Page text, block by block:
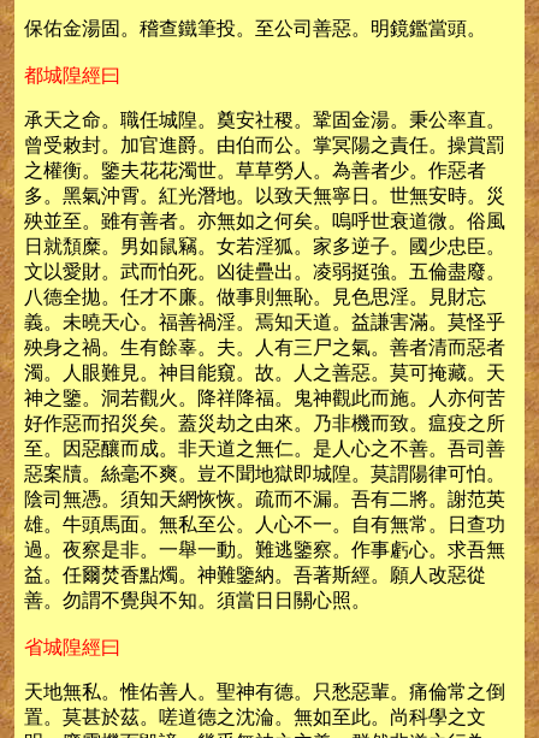
保佑金湯固。稽查鐵筆投。至公司善惡。明鏡鑑當頭。
都城隍經曰
承天之命。職任城隍。奠安社稷。鞏固金湯。秉公率直。
曾受敕封。加官進爵。由伯而公。掌冥陽之責任。操賞罰
之權衡。鑒夫花花濁世。草草勞人。為善者少。作惡者
多。黑氣沖霄。紅光潛地。以致天無寧日。世無安時。災
殃並至。雖有善者。亦無如之何矣。嗚呼世衰道微。俗風
日就頹糜。男如鼠竊。女若淫狐。家多逆子。國少忠臣。
文以愛財。武而怕死。凶徒疊出。凌弱挺強。五倫盡廢。
八德全拋。任才不廉。做事則無恥。見色思淫。見財忘
義。未曉天心。福善禍淫。焉知天道。益謙害滿。莫怪乎
殃身之禍。生有餘辜。夫。人有三尸之氣。善者清而惡者
濁。人眼難見。神目能窺。故。人之善惡。莫可掩藏。天
神之鑒。洞若觀火。降祥降福。鬼神觀此而施。人亦何苦
好作惡而招災矣。蓋災劫之由來。乃非機而致。瘟疫之所
至。因惡釀而成。非天道之無仁。是人心之不善。吾司善
惡案牘。絲毫不爽。豈不聞地獄即城隍。莫謂陽律可怕。
陰司無憑。須知天網恢恢。疏而不漏。吾有二將。謝范英
雄。牛頭馬面。無私至公。人心不一。自有無常。日查功
過。夜察是非。一舉一動。難逃鑒察。作事虧心。求吾無
益。任爾焚香點燭。神難鑒納。吾著斯經。願人改惡從
善。勿謂不覺與不知。須當日日關心照。
省城隍經曰
天地無私。惟佑善人。聖神有德。只愁惡輩。痛倫常之倒
置。莫甚於茲。嗟道德之沈淪。無如至此。尚科學之文